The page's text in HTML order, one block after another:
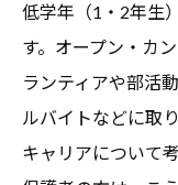
低学年（1・2年生
す。オープン・カ
ランティアや部活
ルバイトなどに取
キャリアについて